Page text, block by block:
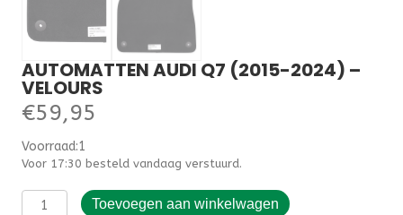
AUTOMATTEN AUDI Q7 (2015-2024) –
VELOURS
€59,95
Voorraad:1
Voor 17:30 besteld vandaag verstuurd.
AutomattenToevoegen aan winkelwagen